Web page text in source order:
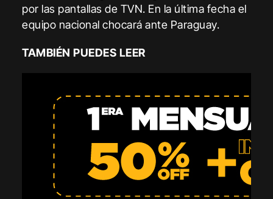
por las pantallas de TVN. En la última fecha el
equipo nacional chocará ante Paraguay.
TAMBIÉN PUEDES LEER